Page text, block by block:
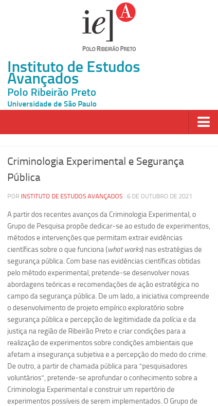
Instituto de Estudos
Avançados
Polo Ribeirão Preto
Universidade de São Paulo
Ao vivo
Inscrição
Atividades
Cátedras
Pesquisa
Grupos de Estudo
Ciência, Arte, Educação e Sociedade: CienArtES
Grupo de Estudos Avançados em Tecnologia e Informação
em Saúde com foco em Populações Vulneráveis
(Confluencia)
Grupos de estudo encerrados
Grupos de Pesquisa
Criminologia Experimental e Segurança Pública
Direito e Tecnologia (Tech Law)
Grupo de Pesquisa GPUBLIC – Centro de Estudos em Gestão
Criminologia Experimental e Segurança
Pública
POR INSTITUTO DE ESTUDOS AVANÇADOS · 6 DE OUTUBRO DE 2021
A partir dos recentes avanços da Criminologia Experimental, o
Grupo de Pesquisa propõe dedicar-se ao estudo de experimentos,
métodos e intervenções que permitam extrair evidências
científicas sobre o que funciona (what works) nas estratégias de
segurança pública. Com base nas evidências científicas obtidas
pelo método experimental, pretende-se desenvolver novas
abordagens teóricas e recomendações de ação estratégica no
campo da segurança pública. De um lado, a iniciativa compreende
o desenvolvimento de projeto empírico exploratório sobre
segurança pública e percepção de legitimidade da polícia e da
justiça na região de Ribeirão Preto e criar condições para a
realização de experimentos sobre condições ambientais que
afetam a insegurança subjetiva e a percepção do medo do crime.
De outro, a partir de chamada pública para “pesquisadores
voluntários”, pretende-se aprofundar o conhecimento sobre a
Criminologia Experimental e construir um repertório de
experimentos possíveis de serem implementados. O Grupo de